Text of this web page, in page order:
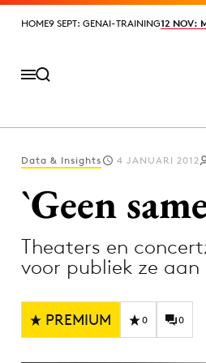
HOME9 SEPT: GENAI-TRAINING12 NOV:
HOME9 SEPT: GENAI-TRAINING12 NOV:
Digital
Data & Insights 4 JANUARI 2012
`Geen
Theaters en
voor publiek ze
PREMIUM 0 0